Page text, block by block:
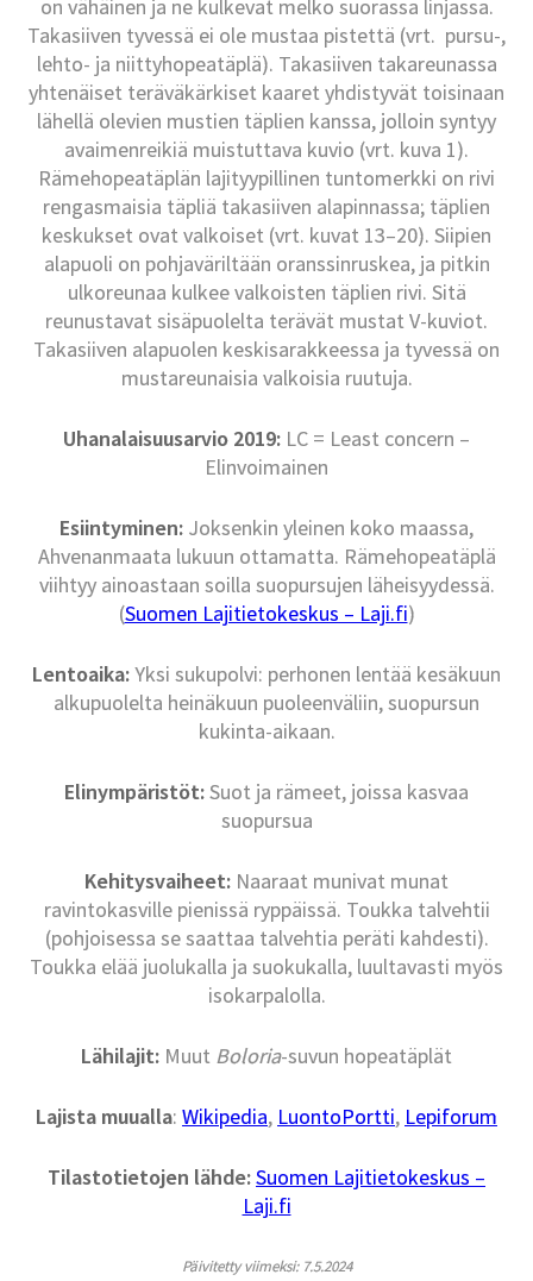
on vähäinen ja ne kulkevat melko suorassa linjassa.
Takasiiven tyvessä ei ole mustaa pistettä (vrt. pursu-,
lehto- ja niittyhopeatäplä). Takasiiven takareunassa
yhtenäiset teräväkärkiset kaaret yhdistyvät toisinaan
lähellä olevien mustien täplien kanssa, jolloin syntyy
avaimenreikiä muistuttava kuvio (vrt. kuva 1).
Rämehopeatäplän lajityypillinen tuntomerkki on rivi
rengasmaisia täpliä takasiiven alapinnassa; täplien
keskukset ovat valkoiset (vrt. kuvat 13–20). Siipien
alapuoli on pohjaväriltään oranssinruskea, ja pitkin
ulkoreunaa kulkee valkoisten täplien rivi. Sitä
reunustavat sisäpuolelta terävät mustat V-kuviot.
Takasiiven alapuolen keskisarakkeessa ja tyvessä on
mustareunaisia valkoisia ruutuja.
Uhanalaisuusarvio 2019: LC = Least concern –
Elinvoimainen
Esiintyminen: Joksenkin yleinen koko maassa,
Ahvenanmaata lukuun ottamatta. Rämehopeatäplä
viihtyy ainoastaan soilla suopursujen läheisyydessä.
(Suomen Lajitietokeskus – Laji.fi)
Lentoaika:Yksi sukupolvi: perhonen lentää kesäkuun
alkupuolelta heinäkuun puoleenväliin, suopursun
kukinta-aikaan.
Elinympäristöt:Suot ja rämeet, joissa kasvaa
suopursua
Kehitysvaiheet: Naaraat munivat munat
ravintokasville pienissä ryppäissä. Toukka talvehtii
(pohjoisessa se saattaa talvehtia peräti kahdesti).
Toukka elää juolukalla ja suokukalla, luultavasti myös
isokarpalolla.
Lähilajit: Muut Boloria-suvun hopeatäplät
Lajista muualla: Wikipedia, LuontoPortti, Lepiforum
Tilastotietojen lähde:Suomen Lajitietokeskus –
Laji.fi
Päivitetty viimeksi: 7.5.2024